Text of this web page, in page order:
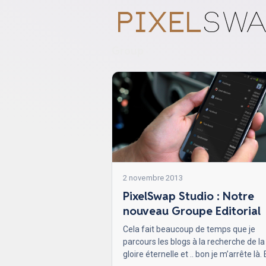
2 novembre 2013
PixelSwap Studio : Notre
nouveau Groupe Editorial
Cela fait beaucoup de temps que je
parcours les blogs à la recherche de la
gloire éternelle et .. bon je m’arrête là.